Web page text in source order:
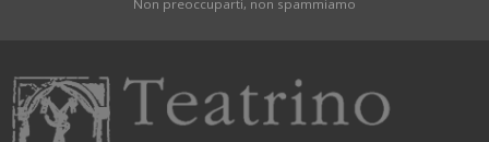
Non preoccuparti, non spammiamo